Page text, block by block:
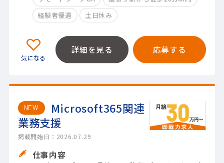
経験者優遇
土日休み
詳細を見る 応募する
NEW
Microsoft365関連
業務支援
掲載開始日：2026.07.29
仕事内容